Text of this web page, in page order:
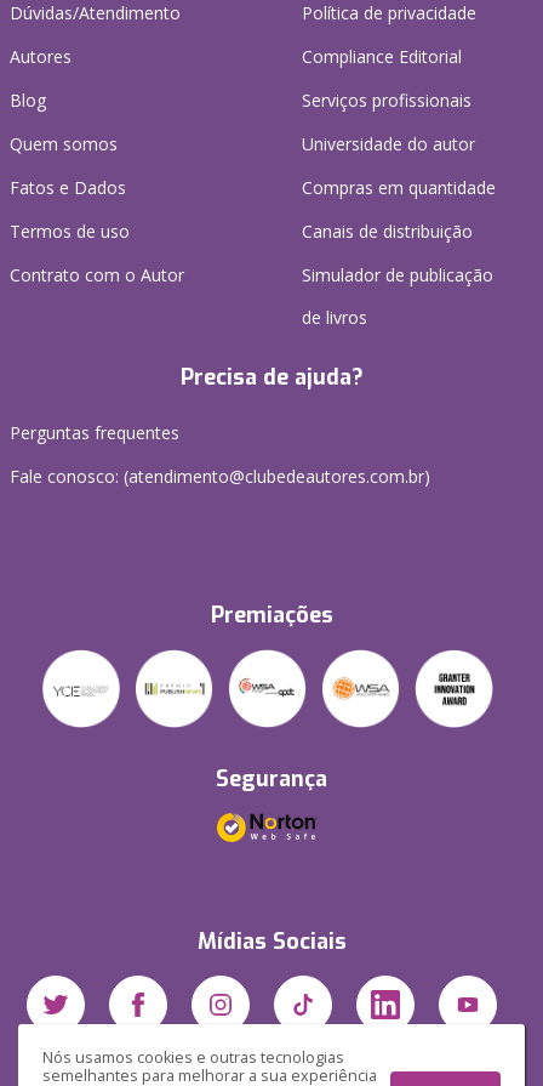
Nós usamos cookies e outras tecnologias
semelhantes para melhorar a sua experiência
Dúvidas/Atendimento
Autores
Blog
Quem somos
Fatos e Dados
Termos de uso
Contrato com o Autor
Política de privacidade
Compliance Editorial
Serviços profissionais
Universidade do autor
Compras em quantidade
Canais de distribuição
Simulador de publicação
de livros
Precisa de ajuda?
Perguntas frequentes
Fale conosco: (atendimento@clubedeautores.com.br)
Premiações
Segurança
Mídias Sociais